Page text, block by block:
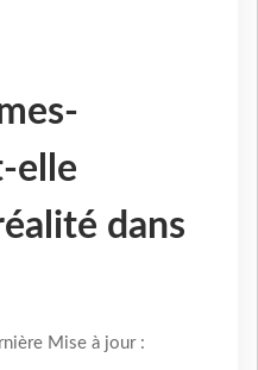
elle
dans
Mise à jour :